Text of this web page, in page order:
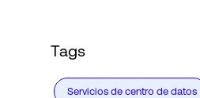
Tags
Servicios de centro de datos